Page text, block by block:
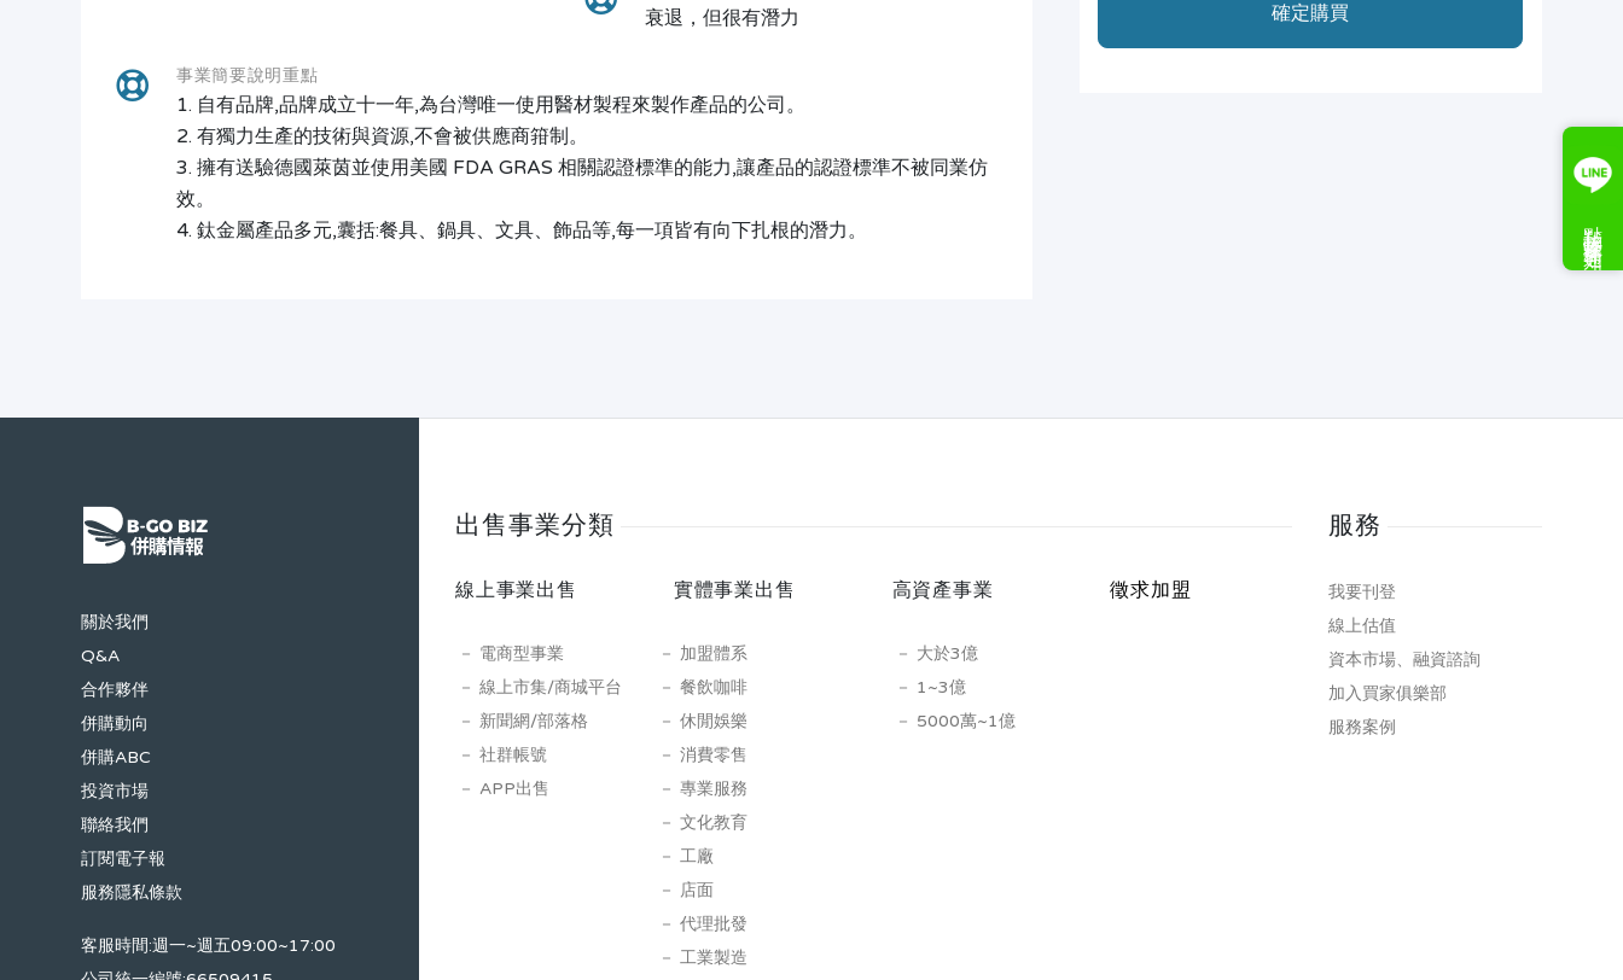
衰退，但很有潛力
事業簡要說明重點
1. 自有品牌,品牌成立十一年,為台灣唯一使用醫材製程來製作產品的公司。
2. 有獨力生產的技術與資源,不會被供應商箝制。
3. 擁有送驗德國萊茵並使用美國 FDA GRAS 相關認證標準的能力,讓產品的認證標準不被同業仿
效。
4. 鈦金屬產品多元,囊括:餐具、鍋具、文具、飾品等,每一項皆有向下扎根的潛力。
確定購買
關於我們
Q&A
合作夥伴
併購動向
併購ABC
投資市場
聯絡我們
訂閱電子報
服務隱私條款
客服時間:週一~週五09:00~17:00
出售事業分類
線上事業出售
電商型事業
線上市集/商城平台
新聞網/部落格
社群帳號
APP出售
實體事業出售
加盟體系
餐飲咖啡
休閒娛樂
消費零售
專業服務
文化教育
工廠
店面
代理批發
工業製造
高資產事業
大於3億
1~3億
5000萬~1億
徵求加盟
服務
我要刊登
線上估值
資本市場、融資諮詢
加入買家俱樂部
服務案例
點我接收案件通知